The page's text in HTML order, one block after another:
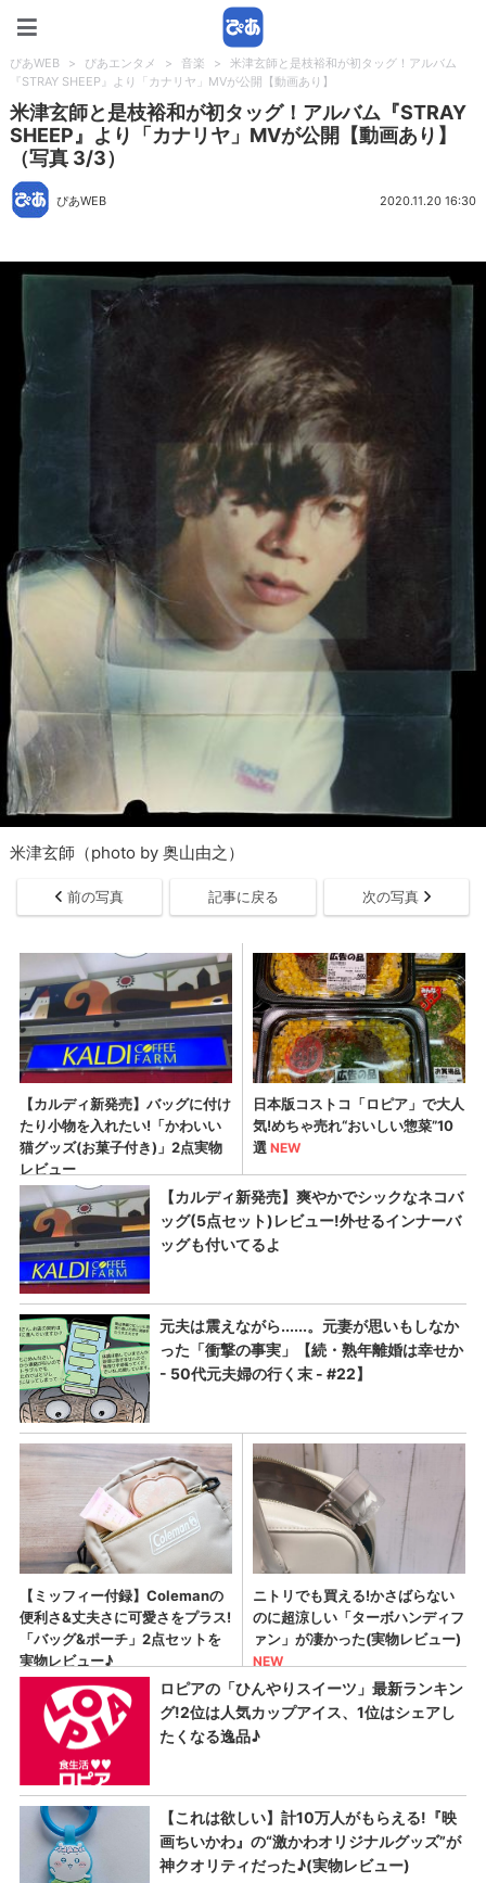
ぴあWEB > ぴあエンタメ > 音楽 >
米津玄師と是枝裕和が初タッグ！アルバム
『STRAY SHEEP』より「カナリヤ」MVが公開【動画あり】
米津玄師と是枝裕和が初タッグ！アルバム『STRAY
SHEEP』より「カナリヤ」MVが公開【動画あり】
（写真 3/3）
ぴあWEB 2020.11.20 16:30
米津玄師（photo by 奥山由之）
前の写真 記事に戻る 次の写真